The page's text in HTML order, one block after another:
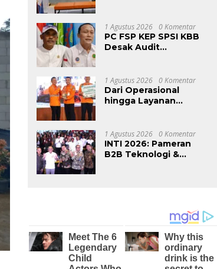
Sakit dan Masyarakat
1 Agustus 2026 0 Komentar
PC FSP KEP SPSI KBB
Desak Audit
Perusahaan Kebal dari
Penegakan Hukum
Ketenagakerjaan”
1 Agustus 2026 0 Komentar
Dari Operasional
hingga Layanan
Lebih Ramah
Lingkungan
1 Agustus 2026 0 Komentar
INTI 2026: Pameran
B2B Teknologi &